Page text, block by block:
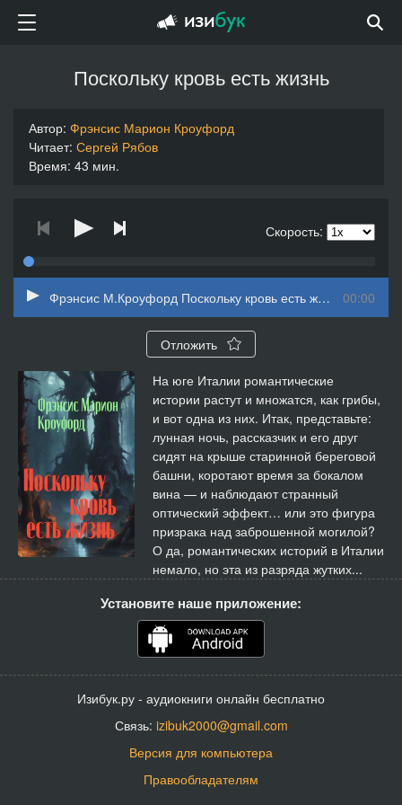
Поскольку кровь есть жизнь
Автор: Фрэнсис Марион Кроуфорд
Читает: Сергей Рябов
Время: 43 мин.
Скорость:
00:00
Фрэнсис М.Кроуфорд Поскольку кровь есть жизнь
Отложить
На юге Италии романтические
истории растут и множатся, как грибы,
и вот одна из них. Итак, представьте:
лунная ночь, рассказчик и его друг
сидят на крыше старинной береговой
башни, коротают время за бокалом
вина — и наблюдают странный
оптический эффект… или это фигура
призрака над заброшенной могилой?
О да, романтических историй в Италии
немало, но эта из разряда жутких...
Установите наше приложение:
Изибук.ру - аудиокниги онлайн бесплатно
Связь: izibuk2000@gmail.com
Версия для компьютера
Правообладателям